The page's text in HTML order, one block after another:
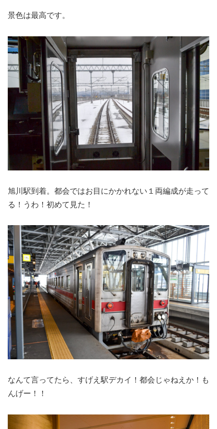
景色は最高です。
旭川駅到着。都会ではお目にかかれない１両編成が走って
る！うわ！初めて見た！
なんて言ってたら、すげえ駅デカイ！都会じゃねえか！も
んげー！！